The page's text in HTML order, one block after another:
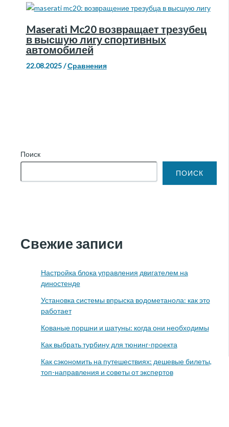
Поиск
ПОИСК
Свежие записи
Настройка блока управления двигателем на
диностенде
Установка системы впрыска водометанола: как это
работает
Кованые поршни и шатуны: когда они необходимы
Как выбрать турбину для тюнинг-проекта
Как сэкономить на путешествиях: дешевые билеты,
топ-направления и советы от экспертов
Maserati Mc20 возвращает трезубец
в высшую лигу спортивных
автомобилей
22.08.2025/Сравнения